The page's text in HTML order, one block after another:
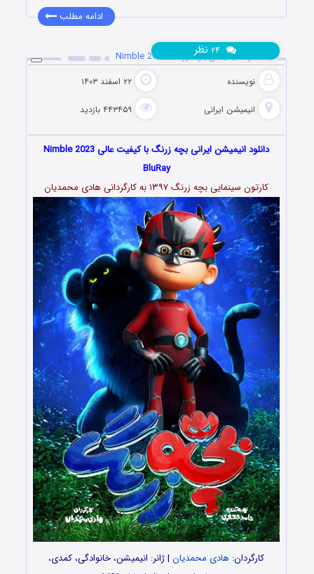
ادامه مطلب
دانلود انیمیشن بچه زرنگ Nimble 2023
نویسنده ۲۲ اسفند ۱۴۰۳
انیمیشن ایرانی ۴۴۳۴۵۹ بازدید
نظر
دانلود انیمیشن ایرانی بچه زرنگ با کیفیت عالی Nimble 2023
BluRay
کارتون سینمایی بچه زرنگ ۱۳۹۷ به کارگردانی هادی محمدیان
کارگردان: هادی محمدیان | ژانر: انیمیشن، خانوادگی، کمدی،